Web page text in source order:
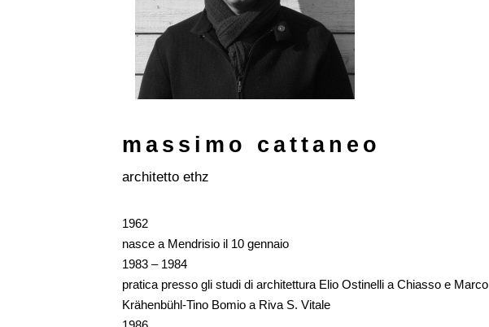
massimo cattaneo
architetto ethz
1962
nasce a Mendrisio il 10 gennaio
1983 – 1984
pratica presso gli studi di architettura Elio Ostinelli a Chiasso e Marco
Krähenbühl-Tino Bomio a Riva S. Vitale